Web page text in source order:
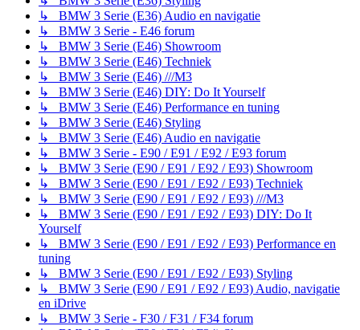
↳ BMW 3 Serie (E36) Audio en navigatie
↳ BMW 3 Serie - E46 forum
↳ BMW 3 Serie (E46) Showroom
↳ BMW 3 Serie (E46) Techniek
↳ BMW 3 Serie (E46) ///M3
↳ BMW 3 Serie (E46) DIY: Do It Yourself
↳ BMW 3 Serie (E46) Performance en tuning
↳ BMW 3 Serie (E46) Styling
↳ BMW 3 Serie (E46) Audio en navigatie
↳ BMW 3 Serie - E90 / E91 / E92 / E93 forum
↳ BMW 3 Serie (E90 / E91 / E92 / E93) Showroom
↳ BMW 3 Serie (E90 / E91 / E92 / E93) Techniek
↳ BMW 3 Serie (E90 / E91 / E92 / E93) ///M3
↳ BMW 3 Serie (E90 / E91 / E92 / E93) DIY: Do It
Yourself
↳ BMW 3 Serie (E90 / E91 / E92 / E93) Performance en
tuning
↳ BMW 3 Serie (E90 / E91 / E92 / E93) Styling
↳ BMW 3 Serie (E90 / E91 / E92 / E93) Audio, navigatie
en iDrive
↳ BMW 3 Serie - F30 / F31 / F34 forum